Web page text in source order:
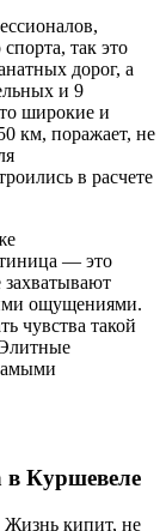
так это
дорог, а
и 9
широкие и
км, поражает, не
в расчете
— это
захватывают
ощущениями.
чувства такой
в Куршевеле
Жизнь кипит, не